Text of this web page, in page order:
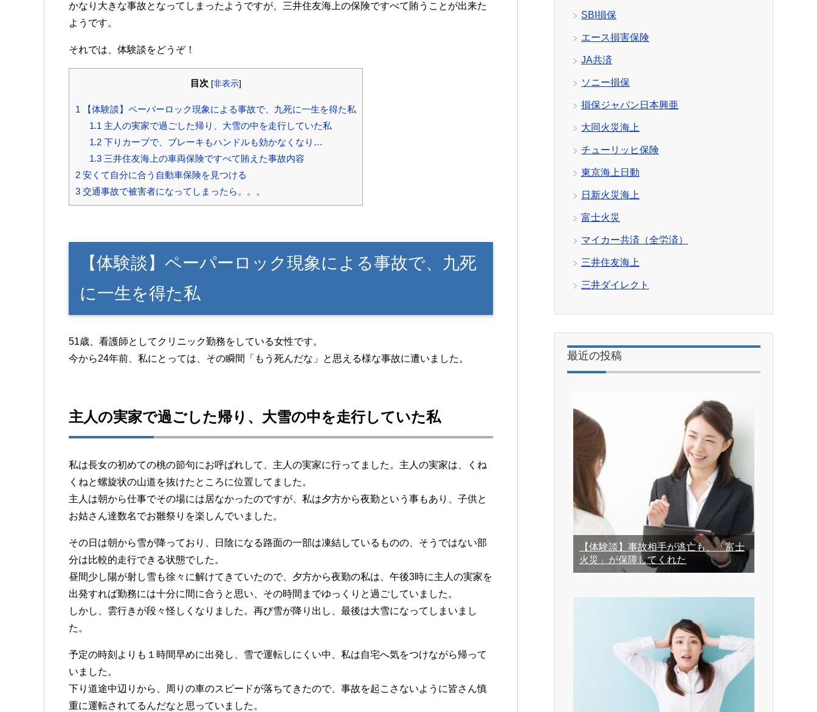
かなり大きな事故となってしまったようですが、三井住友海上の保険ですべて賄うことが出来た
ようです。
それでは、体験談をどうぞ！
目次 [非表示]
1 【体験談】ペーパーロック現象による事故で、九死に一生を得た私
1.1 主人の実家で過ごした帰り、大雪の中を走行していた私
1.2下りカーブで、ブレーキもハンドルも効かなくなり…
1.3三井住友海上の車両保険ですべて賄えた事故内容
2 安くて自分に合う自動車保険を見つける
3 交通事故で被害者になってしまったら。。。
【体験談】ペーパーロック現象による事故で、九死
に一生を得た私
51歳、看護師としてクリニック勤務をしている女性です。
今から24年前、私にとっては、その瞬間「もう死んだな」と思える様な事故に遭いました。
主人の実家で過ごした帰り、大雪の中を走行していた私
私は長女の初めての桃の節句にお呼ばれして、主人の実家に行ってました。主人の実家は、くね
くねと螺旋状の山道を抜けたところに位置してました。
主人は朝から仕事でその場には居なかったのですが、私は夕方から夜勤という事もあり、子供と
お姑さん達数名でお雛祭りを楽しんでいました。
その日は朝から雪が降っており、日陰になる路面の一部は凍結しているものの、そうではない部
分は比較的走行できる状態でした。
昼間少し陽が射し雪も徐々に解けてきていたので、夕方から夜勤の私は、午後3時に主人の実家を
出発すれば勤務には十分に間に合うと思い、その時間までゆっくりと過ごしていました。
しかし、雲行きが段々怪しくなりました。再び雪が降り出し、最後は大雪になってしまいまし
た。
予定の時刻よりも１時間早めに出発し、雪で運転しにくい中、私は自宅へ気をつけながら帰って
いました。
下り道途中辺りから、周りの車のスピードが落ちてきたので、事故を起こさないように皆さん慎
重に運転されてるんだなと思っていました。
SBI損保
エース損害保険
JA共済
ソニー損保
損保ジャパン日本興亜
大同火災海上
チューリッヒ保険
東京海上日動
日新火災海上
富士火災
マイカー共済（全労済）
三井住友海上
三井ダイレクト
最近の投稿
【体験談】事故相手が逃亡も、「富士
火災」が保障してくれた